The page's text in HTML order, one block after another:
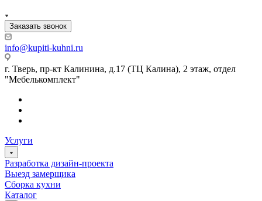
Заказать звонок
info@kupiti-kuhni.ru
г. Тверь, пр-кт Калинина, д.17 (ТЦ Калина), 2 этаж, отдел
"Мебелькомплект"
Услуги
Разработка дизайн-проекта
Выезд замерщика
Сборка кухни
Каталог